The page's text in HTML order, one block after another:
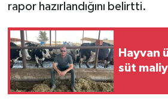
rapor hazırlandığını belirtti.
Hayvan
süt